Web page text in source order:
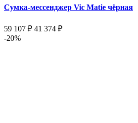
Сумка-мессенджер Vic Matie чёрная
59 107 ₽ 41 374 ₽
-20%